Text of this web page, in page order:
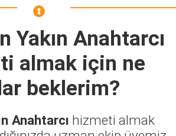
Yakın Anahtarcı
almak için ne
beklerim?
Anahtarcı hizmeti almak